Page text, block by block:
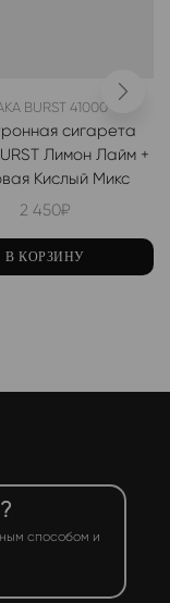
BURST 41000
сигарета
Лимон Лайм +
Кислый Микс
2 450₽
В КОРЗИНУ
способом и